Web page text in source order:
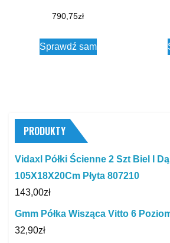
790,75zł
Sprawdź sam
PRODUKTY
Vidaxl Półki Ścienne 2 Szt Biel I
105X18X20Cm Płyta 807210
143,00zł
Gmm Półka Wisząca Vitto 6
32,90zł